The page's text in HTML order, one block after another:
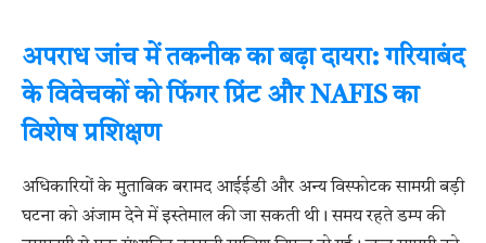
अपराध जांच में तकनीक का बढ़ा दायरा: गरियाबंद
के विवेचकों को फिंगर प्रिंट और NAFIS का
विशेष प्रशिक्षण
अधिकारियों के मुताबिक बरामद आईईडी और अन्य विस्फोटक सामग्री बड़ी
घटना को अंजाम देने में इस्तेमाल की जा सकती थी। समय रहते डम्प की